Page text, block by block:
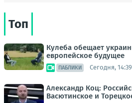
Топ
Кулеба обещает
европейское будущее
ПАБЛИКИ Сегодня, 14:39
Александр Коц:
Васютинское и